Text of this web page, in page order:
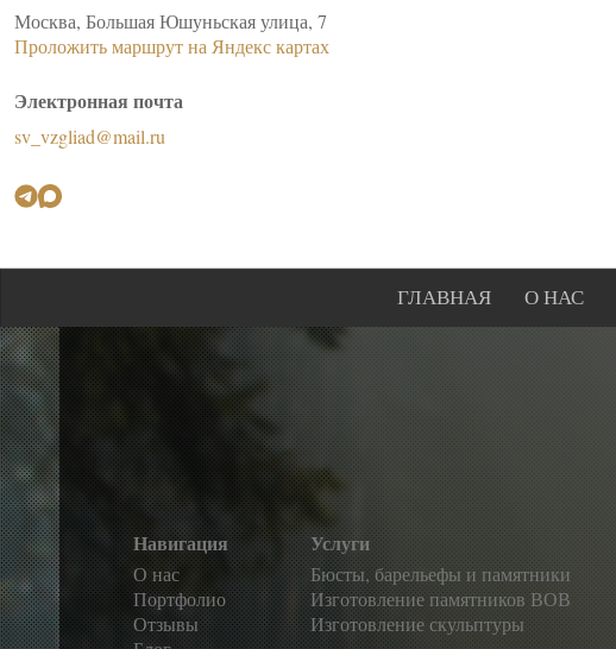
Москва, Большая Юшуньская улица, 7
Проложить маршрут на Яндекс картах
Электронная почта
sv_vzgliad@mail.ru
ГЛАВНАЯ О НАС
Навигация
О нас
Портфолио
Отзывы
Услуги
Бюсты, барельефы и памятники
Изготовление памятников ВОВ
Изготовление скульптуры